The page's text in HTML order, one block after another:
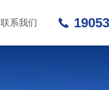
联系我们